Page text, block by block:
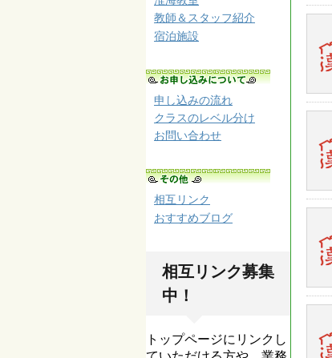
教師＆スタッフ紹介
宿泊施設
申し込みの流れ
クラスのレベル分け
お問い合わせ
相互リンク
おすすめブログ
相互リンク募集
中！
トップページにリンクし